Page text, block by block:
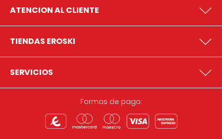
ATENCION AL CLIENTE
TIENDAS EROSKI
SERVICIOS
Formas de pago: